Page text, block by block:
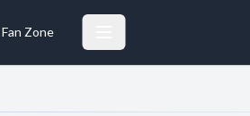
Fan Zone